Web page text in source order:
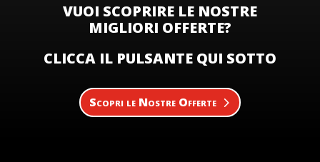
VUOI SCOPRIRE LE NOSTRE
MIGLIORI OFFERTE?
CLICCA IL PULSANTE QUI SOTTO
Scopri le Nostre Offerte